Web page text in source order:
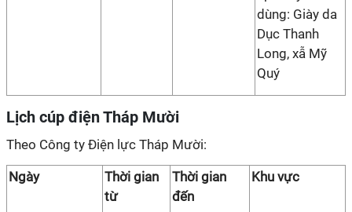
dùng: Giày da
Dục Thanh
Long, xẫ Mỹ
Quý
Lịch cúp điện Tháp Mười
Theo Công ty Điện lực Tháp Mười:
Ngày
Thời gian
từ
Thời gian
đến
Khu vực